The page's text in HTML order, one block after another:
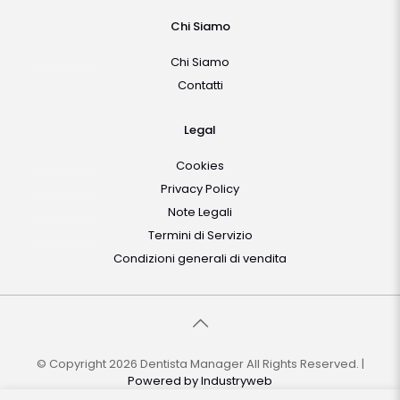
Chi Siamo
Chi Siamo
Contatti
Legal
Cookies
Privacy Policy
Note Legali
Termini di Servizio
Condizioni generali di vendita
© Copyright 2026 Dentista Manager All Rights Reserved. |
Powered byIndustryweb